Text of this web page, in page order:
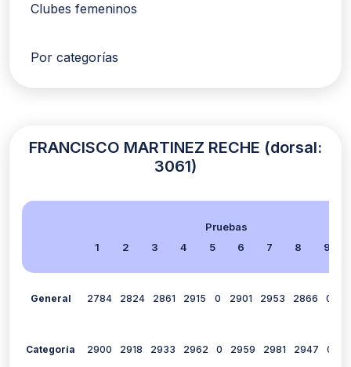
Clubes femeninos
Por categorías
FRANCISCO MARTINEZ RECHE (dorsal:
3061)
Pruebas
1
2 3 4 5 6 7 8 9
General 2784 2824 2861 2915 0 2901 2953 2866 0
Categoría 2900 2918 2933 2962 0 2959 2981 2947 0